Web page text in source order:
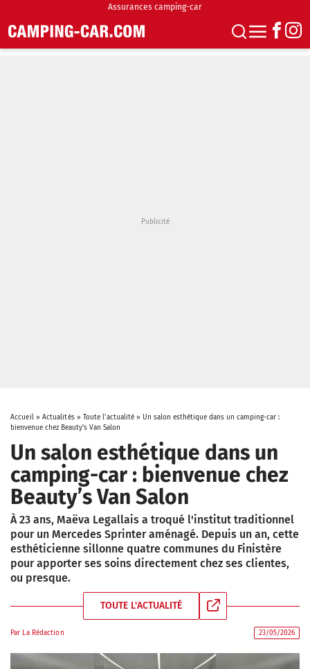
Assurances camping-car
Accueil» Actualités» Toute l'actualité » Un salon esthétique dans un camping-car :
bienvenue chez Beauty’s Van Salon
Un salon esthétique dans un
camping-car : bienvenue chez
Beauty’s Van Salon
À 23 ans, Maëva Legallais a troqué l'institut traditionnel
pour un Mercedes Sprinter aménagé. Depuis un an, cette
esthéticienne sillonne quatre communes du Finistère
pour apporter ses soins directement chez ses clientes,
ou presque.
TOUTE L'ACTUALITÉ
Par La Rédaction 23/05/2026